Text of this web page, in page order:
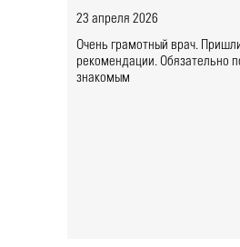
23 апреля 2026
Очень грамотный врач.
рекомендации. Обязательно
знакомым